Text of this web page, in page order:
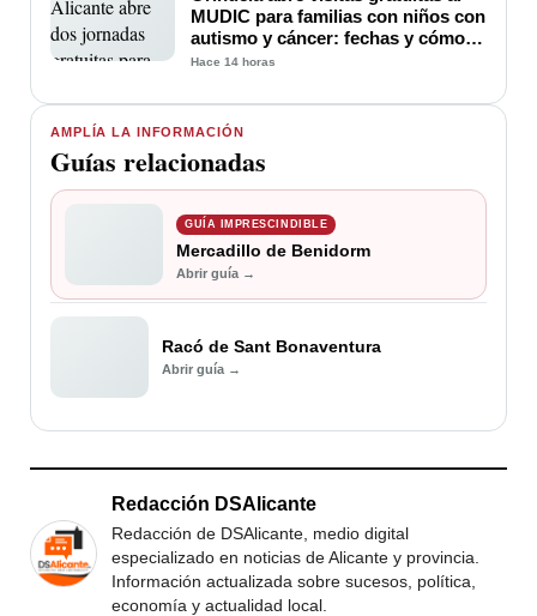
AMPLÍA LA INFORMACIÓN
Guías relacionadas
GUÍA IMPRESCINDIBLE
Mercadillo de Benidorm
Abrir guía →
Racó de Sant Bonaventura
Abrir guía →
MUDIC para familias con niños con
autismo y cáncer: fechas y cómo
participar
Hace 14 horas
Redacción DSAlicante
Redacción de DSAlicante, medio digital
especializado en noticias de Alicante y provincia.
Información actualizada sobre sucesos, política,
economía y actualidad local.